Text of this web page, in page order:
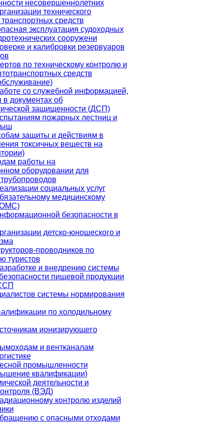
несовершеннолетних
технического
средств
эксплуатация судоходных
сооружени
и калибровки резервуаров
по техническому контролю и
средств
со служебной информацией,
документах об
защищенности (ДСП)
пожарных лестниц и
защиты и действиям в
токсичных веществ на
работы на
оборудовании для
социальных услуг
медицинскому
безопасности в
детско-юношеского и
проводников по
туристов
и внедрению системы
пищевой продукции
системы нормирования
по холодильному
ионизирующего
и вентканалам
промышленности
квалификации)
деятельности и
(ВЭД)
контролю изделий
с опасными отходами